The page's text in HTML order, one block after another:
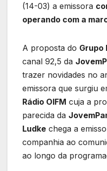
(14-03) a emissora
operando com a
A proposta do Grupo
canal 92,5 da
trazer novidades no
emissora que surgiu
Rádio OIFM cuja a
parecida da
Ludke chega a
companhia ao
ao longo da